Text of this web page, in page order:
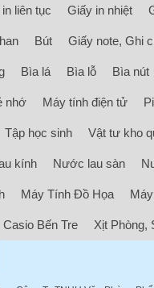
liên tục Giấy in nhiệt
Bút Giấy note, Ghi
Bìa lá Bìa lỗ Bìa nút
nhớ Máy tính điện tử
Tập học sinh Vật tư kho
kính Nước lau sàn
Máy Tính Đồ Họa
Casio Bến Tre Xịt Phòng,